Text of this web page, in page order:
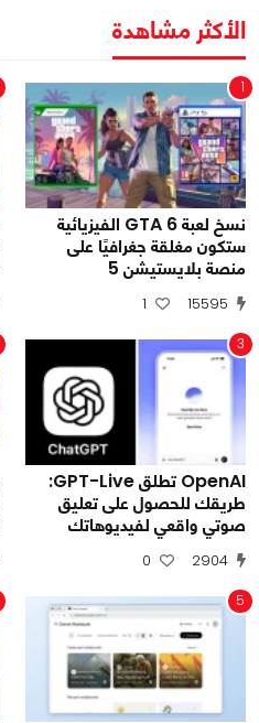
الأكثر مشاهدة
1
نسخ لعبة GTA 6 الفيزيائية
ستكون مغلقة جغرافيًا على
منصة بلايستيشن 5
15595
1
3
OpenAI تطلق GPT-Live:
طريقك للحصول على تعليق
صوتي واقعي لفيديوهاتك
2904
0
5